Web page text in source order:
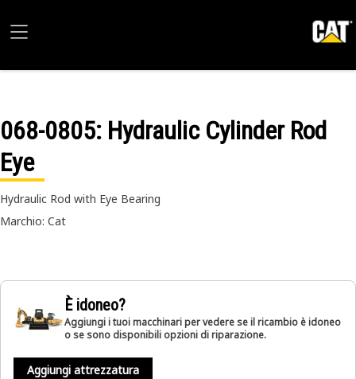
068-0805: Hydraulic Cylinder Rod
Eye
Hydraulic Rod with Eye Bearing
Marchio: Cat
È idoneo?
Aggiungi i tuoi macchinari per vedere se il ricambio è idoneo
o se sono disponibili opzioni di riparazione.
Aggiungi attrezzatura